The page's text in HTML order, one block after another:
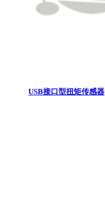
USB接口型扭矩传感器